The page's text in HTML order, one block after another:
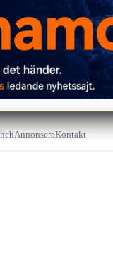
AnnonseraKontakt